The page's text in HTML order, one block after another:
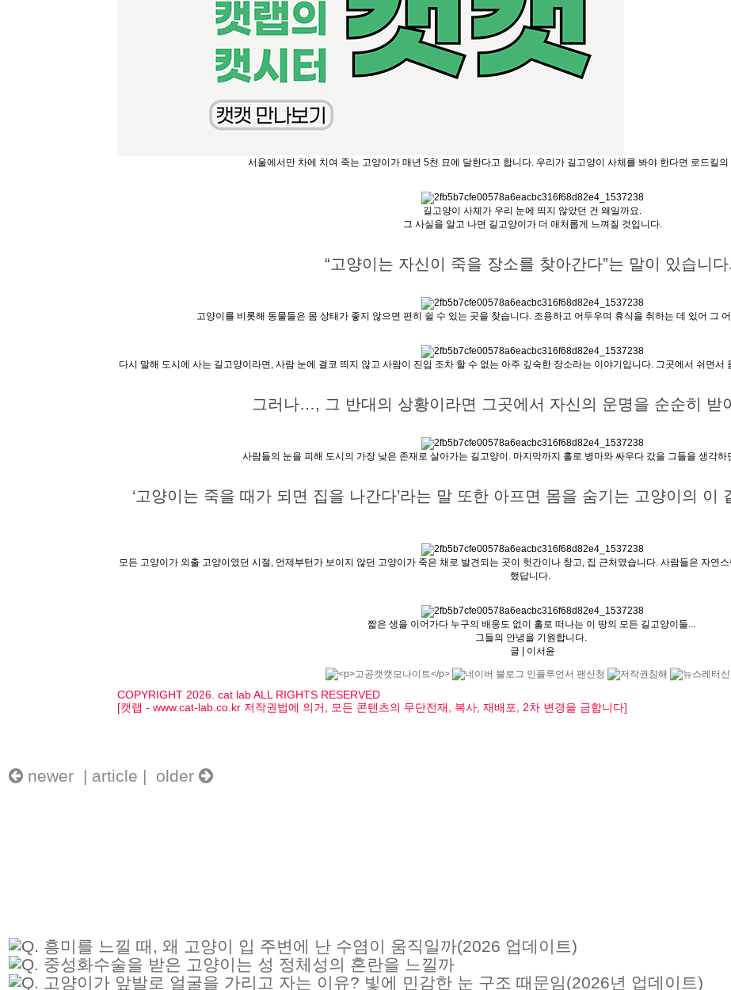
서울에서만 차에 치여 죽는 고양이가 매년 5천 묘에 달한다고 합니다. 우리가 길고양이 사체를 봐야 한다면 로드킬
길고양이 사체가 우리 눈에 띄지 않았던 건 왜일까요.
그 사실을 알고 나면 길고양이가 더 애처롭게 느껴질 것입니다.
“고양이는 자신이 죽을 장소를 찾아간다”는 말이 있습니다.
고양이를 비롯해 동물들은 몸 상태가 좋지 않으면 편히 쉴 수 있는 곳을 찾습니다. 조용하고 어두우며 휴식을 취하는 데 있어 그
다시 말해 도시에 사는 길고양이라면, 사람 눈에 결코 띄지 않고 사람이 진입 조차 할 수 없는 아주 깊숙한 장소라는 이야기입니다. 그곳에서 쉬면
그러나…, 그 반대의 상황이라면 그곳에서 자신의 운명을 순순히 받
사람들의 눈을 피해 도시의 가장 낮은 존재로 살아가는 길고양이. 마지막까지 홀로 병마와 싸우다 갔을 그들을 생각하
‘고양이는 죽을 때가 되면 집을 나간다’라는 말 또한 아프면 몸을 숨기는 고양이의 이
모든 고양이가 외출 고양이였던 시절, 언제부턴가 보이지 않던 고양이가 죽은 채로 발견되는 곳이 헛간이나 창고, 집 근처였습니다. 사람들은 자연
했답니다.
짧은 생을 이어가다 누구의 배웅도 없이 홀로 떠나는 이 땅의 모든 길고양이들...
그들의 안녕을 기원합니다.
글 | 이서윤
COPYRIGHT 2026. cat lab ALL RIGHTS RESERVED
[캣랩 - www.cat-lab.co.kr 저작권법에 의거, 모든 콘텐츠의 무단전재, 복사, 재배포, 2차 변경을 금합니다]
newer | article | older